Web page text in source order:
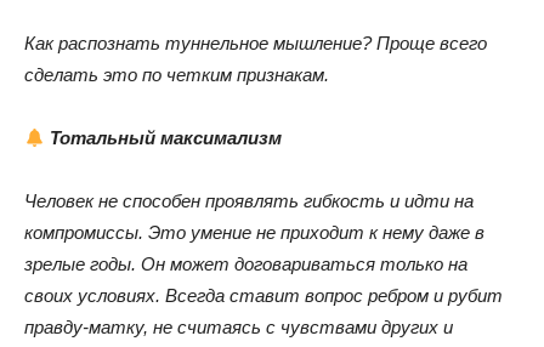
Как распознать туннельное мышление? Проще всего
сделать это по четким признакам.
Тотальный максимализм
Человек не способен проявлять гибкость и идти на
компромиссы. Это умение не приходит к нему даже в
зрелые годы. Он может договариваться только на
своих условиях. Всегда ставит вопрос ребром и рубит
правду-матку, не считаясь с чувствами других и